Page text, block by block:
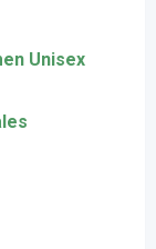
Unisex